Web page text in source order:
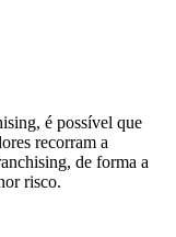
é possível que
recorram a
de forma a
risco.